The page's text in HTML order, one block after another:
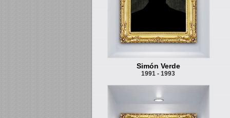
Simón Verde
1991 - 1993